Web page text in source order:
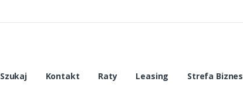
Szukaj Kontakt Raty Leasing Strefa Biznes